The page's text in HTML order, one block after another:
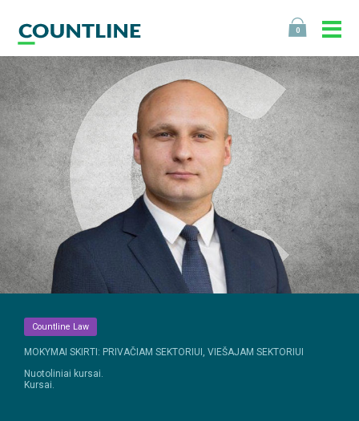
0
Countline Law
MOKYMAI SKIRTI: PRIVAČIAM SEKTORIUI, VIEŠAJAM SEKTORIUI
Nuotoliniai kursai.
Kursai.